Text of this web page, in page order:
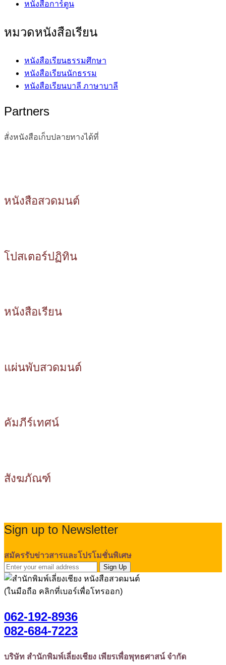
หนังสือการ์ตูน
หมวดหนังสือเรียน
หนังสือเรียนธรรมศึกษา
หนังสือเรียนนักธรรม
หนังสือเรียนบาลี ภาษาบาลี
Partners
สั่งหนังสือเก็บปลายทางได้ที่
หนังสือสวดมนต์
โปสเตอร์ปฏิทิน
หนังสือเรียน
แผ่นพับสวดมนต์
คัมภีร์เทศน์
สังฆภัณฑ์
Sign up to Newsletter
สมัครรับข่าวสารและโปรโมชั่นพิเศษ
Sign Up
(ในมือถือ คลิกที่เบอร์เพื่อโทรออก)
062-192-8936
082-684-7223
บริษัท สำนักพิมพ์เลี่ยงเชียง เพียรเพื่อพุทธศาสน์ จำกัด